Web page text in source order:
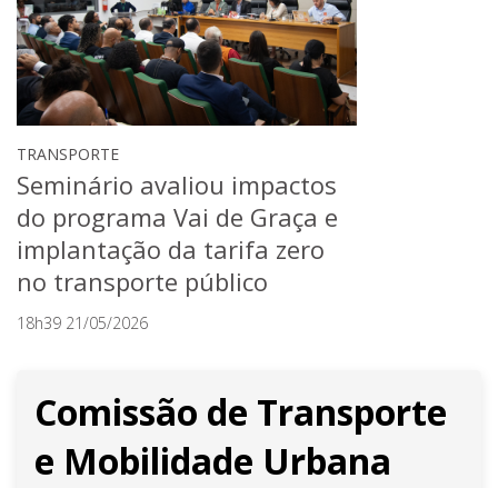
TRANSPORTE
Seminário avaliou impactos
do programa Vai de Graça e
implantação da tarifa zero
no transporte público
18h39 21/05/2026
Comissão de Transporte
e Mobilidade Urbana